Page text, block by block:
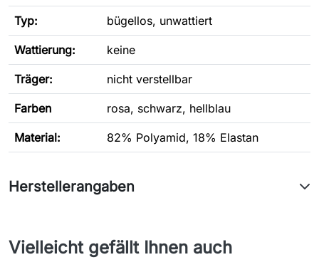
Typ: bügellos, unwattiert
Wattierung: keine
Träger: nicht verstellbar
Farben rosa, schwarz, hellblau
Material: 82% Polyamid, 18% Elastan
Herstellerangaben
Vielleicht gefällt Ihnen auch